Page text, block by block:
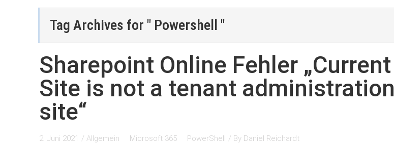
Tag Archives for " Powershell "
Sharepoint Online Fehler „Current
Site is not a tenant administration
site“
2. Juni 2021 / Allgemein Microsoft 365 PowerShell / By Daniel Reichardt